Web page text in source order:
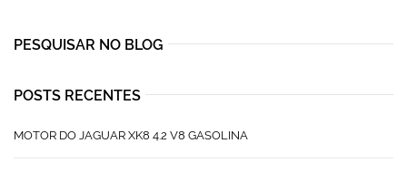
PESQUISAR NO BLOG
POSTS RECENTES
MOTOR DO JAGUAR XK8 4.2 V8 GASOLINA